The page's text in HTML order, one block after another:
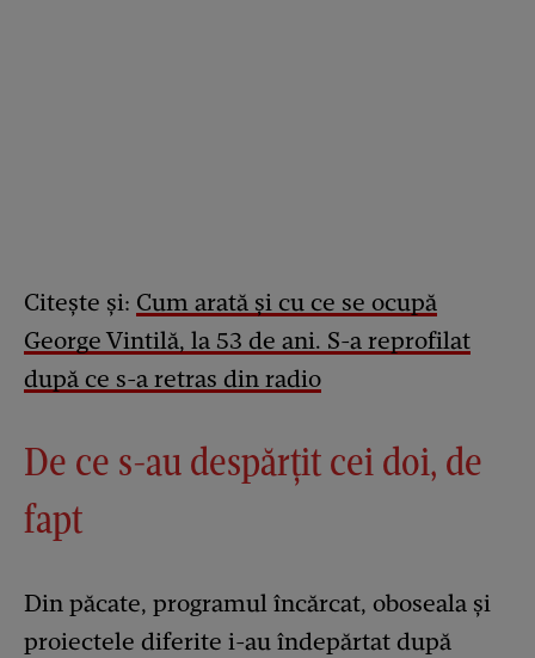
Citește și: Cum arată și cu ce se ocupă
George Vintilă, la 53 de ani. S-a reprofilat
după ce s-a retras din radio
De ce s-au despărțit cei doi, de
fapt
Din păcate, programul încărcat, oboseala și
proiectele diferite i-au îndepărtat după